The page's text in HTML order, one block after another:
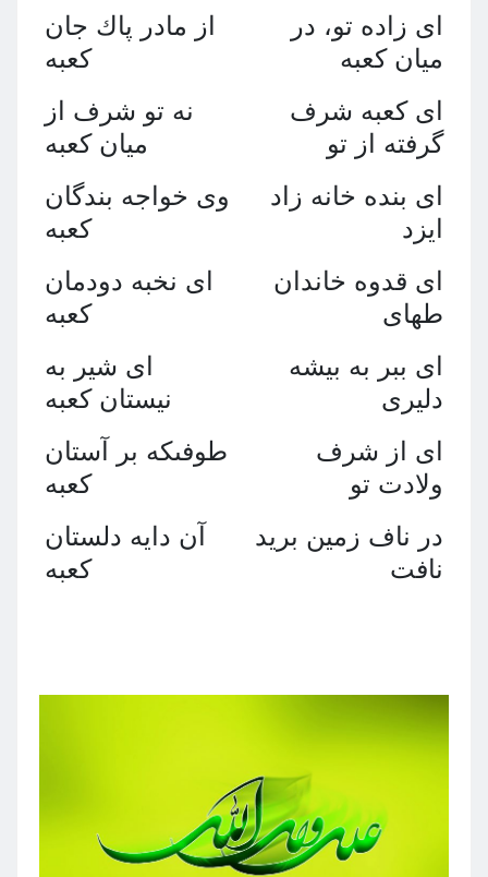
اى زاده تو، در
ميان كعبه
از مادر پاك جان
كعبه
اى كعبه شرف
گرفته از تو
نه تو شرف از
ميان كعبه
اى بنده خانه زاد
ايزد
وى خواجه بندگان
كعبه
اى قدوه خاندان
طهاى
اى نخبه دودمان
كعبه
اى ببر به بيشه
دليرى
اى شير به
نيستان كعبه
اى از شرف
ولادت تو
طوفىكه بر آستان
كعبه
در ناف زمين بريد
نافت
آن دايه دلستان
كعبه